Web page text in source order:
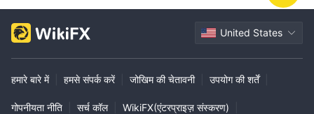
United States
हमारे बारे में हमसे संपर्क करें जोखिम की चेतावनी उपयोग की शर्तें
गोपनीयता नीति सर्च कॉल WikiFX(एंटरप्राइज़ संस्करण)